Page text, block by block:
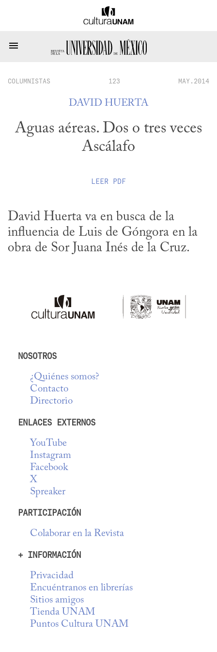
COLUMNISTAS 123 MAY.2014
DAVID HUERTA
Aguas aéreas. Dos o tres veces
Ascálafo
LEER PDF
David Huerta va en busca de la
influencia de Luis de Góngora en la
obra de Sor Juana Inés de la Cruz.
NOSOTROS
¿Quiénes somos?
Contacto
Directorio
ENLACES EXTERNOS
YouTube
Instagram
Facebook
X
Spreaker
PARTICIPACIÓN
Colaborar en la Revista
+ INFORMACIÓN
Privacidad
Encuéntranos en librerías
Sitios amigos
Tienda UNAM
Puntos Cultura UNAM